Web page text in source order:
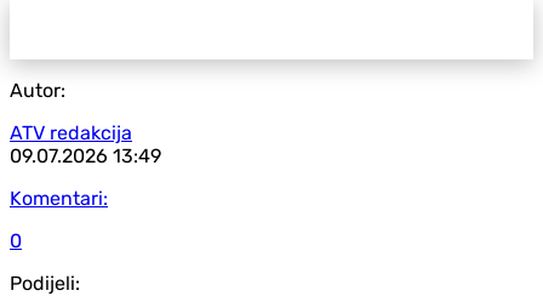
Autor:
ATV redakcija
09.07.2026 13:49
Komentari:
0
Podijeli: